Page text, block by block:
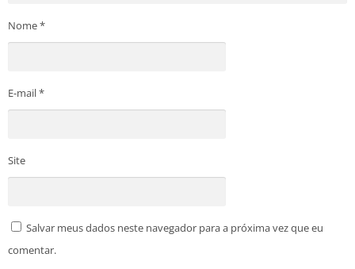
Nome*
E-mail*
Site
Salvar meus dados neste navegador para a próxima vez que eu
comentar.